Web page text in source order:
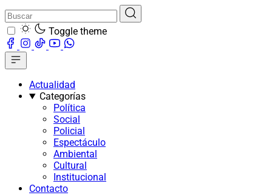
Toggle theme
Actualidad
Categorías
Política
Social
Policial
Espectáculo
Ambiental
Cultural
Institucional
Contacto